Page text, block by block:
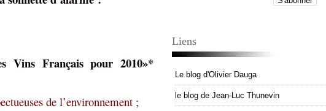
Vins Français pour 2010»*
de l’environnement ;
Liens
Le blog d'Olivier Dauga
le blog de Jean-Luc Thunevin